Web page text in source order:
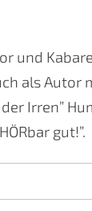
und
als Autor
Irren”
gut!”.